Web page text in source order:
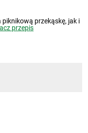
przekąskę, jak i
przepis